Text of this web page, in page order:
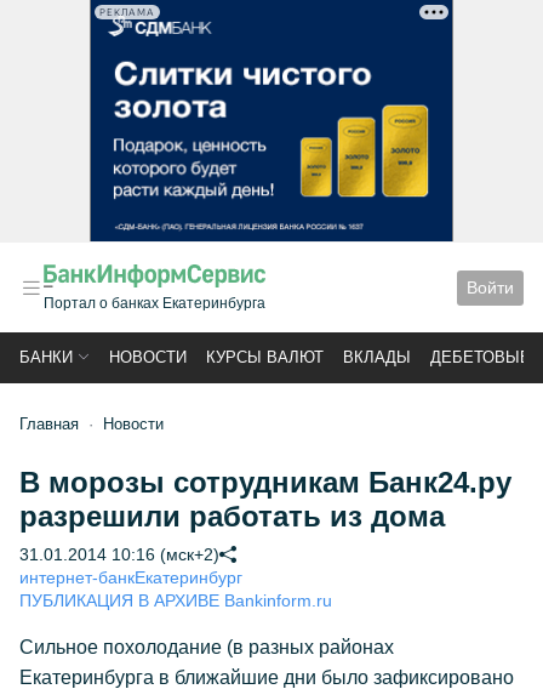
РЕКЛАМА
Портал о банках Екатеринбурга
Войти
БАНКИ НОВОСТИ КУРСЫ ВАЛЮТ ВКЛАДЫ ДЕБЕТОВЫЕ
Главная Новости
В морозы сотрудникам Банк24.ру
разрешили работать из дома
31.01.2014 10:16 (мск+2)
интернет-банкЕкатеринбург
ПУБЛИКАЦИЯ В АРХИВЕ Bankinform.ru
Сильное похолодание (в разных районах
Екатеринбурга в ближайшие дни было зафиксировано